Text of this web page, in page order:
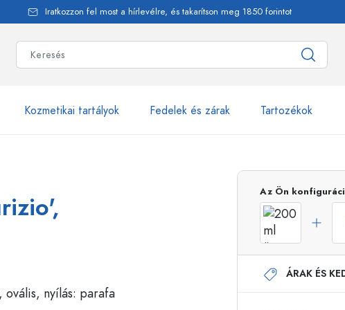
Iratkozzon fel most a hírlevélre, és takarítson meg 1850 forintot
Kozmetikai tartályok Fedelek és zárak Tartozékok
Szórópalackok
Airless adagolók
Roll-on palackok
Az Ön
ÁRAK ÉS